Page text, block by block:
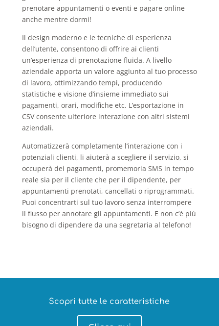
prenotare appuntamenti o eventi e pagare online
anche mentre dormi!
Il design moderno e le tecniche di esperienza
dell’utente, consentono di offrire ai clienti
un’esperienza di prenotazione fluida. A livello
aziendale apporta un valore aggiunto al tuo processo
di lavoro, ottimizzando tempi, producendo
statistiche e visione d’insieme immediato sui
pagamenti, orari, modifiche etc. L’esportazione in
CSV consente ulteriore interazione con altri sistemi
aziendali.
Automatizzerà completamente l’interazione con i
potenziali clienti, li aiuterà a scegliere il servizio, si
occuperà dei pagamenti, promemoria SMS in tempo
reale sia per il cliente che per il dipendente, per
appuntamenti prenotati, cancellati o riprogrammati.
Puoi concentrarti sul tuo lavoro senza interrompere
il flusso per annotare gli appuntamenti. E non c’è più
bisogno di dipendere da una segretaria al telefono!
Scopri tutte le caratteristiche